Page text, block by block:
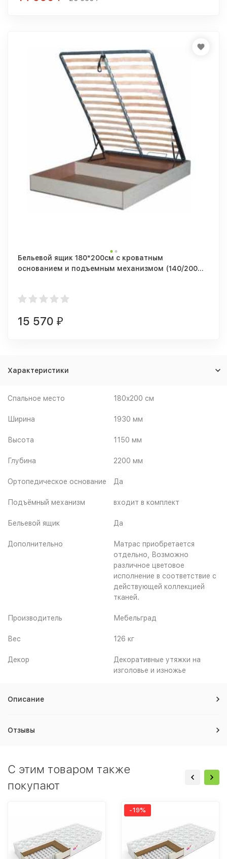
Бельевой ящик 180*200см с кроватным
основанием и подъемным механизмом (140/200
15 570 ₽
Характеристики
Спальное место 180x200 см
Ширина 1930 мм
Высота 1150 мм
Глубина 2200 мм
Ортопедическое основание Да
Подъёмный механизм входит в комплект
Бельевой ящик Да
Дополнительно
Матрас приобретается
отдельно, Возможно
различное цветовое
исполнение в соответствие с
действующей коллекцией
тканей.
Производитель Мебельград
Вес 126 кг
Декор
Декоративные утяжки на
изголовье и изножье
Описание
Отзывы
C этим товаром также
покупают
-19%